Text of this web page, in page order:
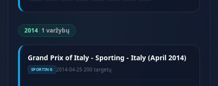
2014| 1 varžybų
Grand Prix of Italy - Sporting - Italy (April 2014)
SPORTING 2014-04-25·200 targetų